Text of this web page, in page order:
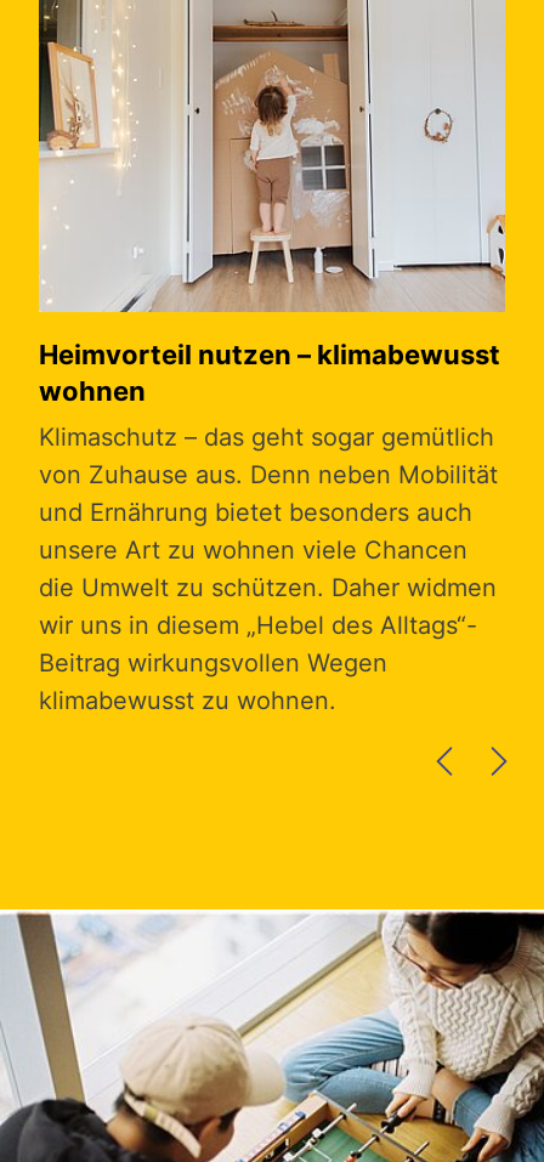
Heimvorteil nutzen – klimabewusst
wohnen
Klimaschutz – das geht sogar gemütlich
von Zuhause aus. Denn neben Mobilität
und Ernährung bietet besonders auch
unsere Art zu wohnen viele Chancen
die Umwelt zu schützen. Daher widmen
wir uns in diesem „Hebel des Alltags“-
Beitrag wirkungsvollen Wegen
klimabewusst zu wohnen.